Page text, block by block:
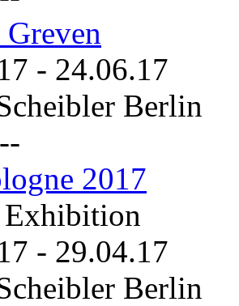
- 24.06.17
Berlin
2017
- 29.04.17
Berlin